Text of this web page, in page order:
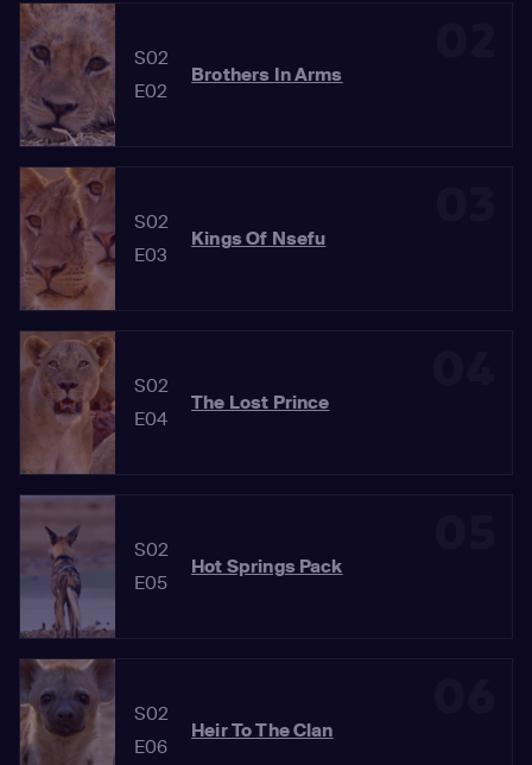
S02
E02
Brothers In Arms
S02
E03
Kings Of Nsefu
S02
E04
The Lost Prince
S02
E05
Hot Springs Pack
S02
E06
Heir To The Clan